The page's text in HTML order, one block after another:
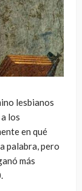
lesbianos
los
en qué
palabra, pero
más